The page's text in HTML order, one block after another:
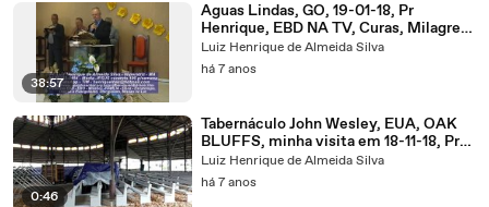
38:57
Aguas Lindas, GO, 19-01-18, Pr
Henrique, EBD NA TV, Curas, Milagres,
Kaytinine
Luiz Henrique de Almeida Silva
há 7 anos
0:46
Tabernáculo John Wesley, EUA, OAK
BLUFFS, minha visita em 18-11-18, Pr
Henrique, EBD NA TV
Luiz Henrique de Almeida Silva
há 7 anos